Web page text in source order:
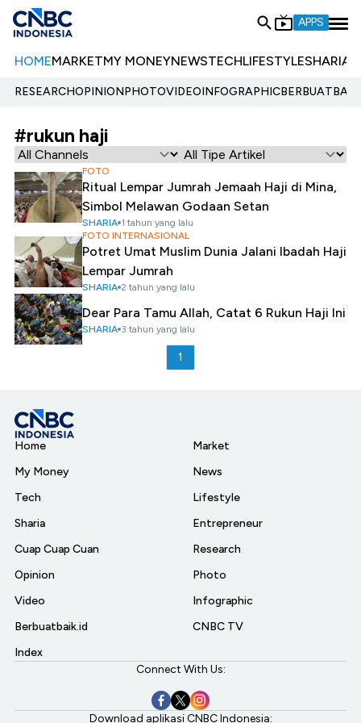
APPS
HOMEMARKETMY MONEYNEWSTECHLIFESTYLESHARIA
RESEARCHOPINIONPHOTOVIDEOINFOGRAPHIC
#rukun haji
FOTO
Ritual Lempar Jumrah Jemaah Haji di Mina,
Simbol Melawan Godaan Setan
SHARIA 1 tahun yang lalu
FOTO INTERNASIONAL
Potret Umat Muslim Dunia Jalani Ibadah Haji
Lempar Jumrah
SHARIA 2 tahun yang lalu
Dear Para Tamu Allah, Catat 6 Rukun Haji Ini
SHARIA 3 tahun yang lalu
1
Home
My Money
Tech
Sharia
Cuap Cuap Cuan
Opinion
Video
Berbuatbaik.id
Index
Market
News
Lifestyle
Entrepreneur
Research
Photo
Infographic
CNBC TV
Connect With Us:
Download aplikasi CNBC Indonesia: